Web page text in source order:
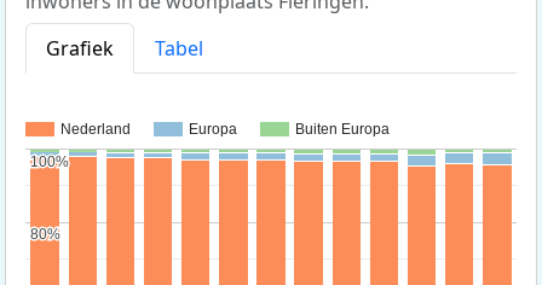
Grafiek
Tabel
Nederland Europa Buiten Europa
80%
80%
100%
100%